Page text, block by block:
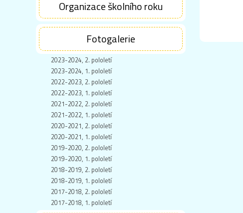
Organizace školního roku
Fotogalerie
2023-2024, 2. pololetí
2023-2024, 1. pololetí
2022-2023, 2. pololetí
2022-2023, 1. pololetí
2021-2022, 2. pololetí
2021-2022, 1. pololetí
2020-2021, 2. pololetí
2020-2021, 1. pololetí
2019-2020, 2. pololetí
2019-2020, 1. pololetí
2018-2019, 2. pololetí
2018-2019, 1. pololetí
2017-2018, 2. pololetí
2017-2018, 1. pololetí